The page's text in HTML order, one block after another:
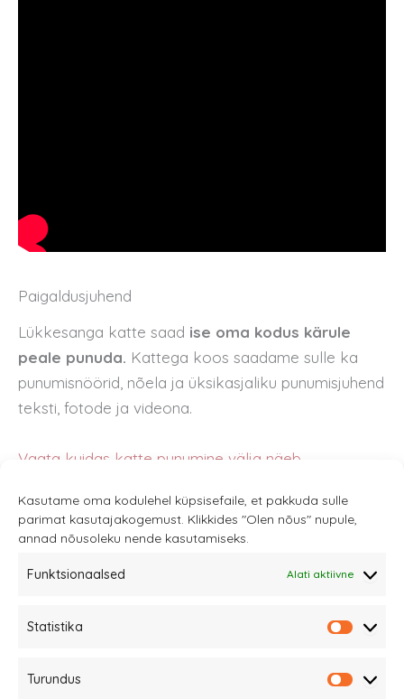
Kasutame oma kodulehel küpsisefaile, et pakkuda sulle
parimat kasutajakogemust. Klikkides "Olen nõus" nupule,
annad nõusoleku nende kasutamiseks.
Funktsionaalsed Alati aktiivne
Statistika
Turundus
Paigaldusjuhend
Lükkesanga katte saad ise oma kodus kärule
peale punuda. Kattega koos saadame sulle ka
punumisnöörid, nõela ja üksikasjaliku punumisjuhend
teksti, fotode ja videona.
Vaata kuidas katte punumine välja näeb.
Telli lükkesanga kate e-poest!
Vaata ka meie teisi tooteid mida oleme loonud
universaalseid lisasid
käruga.